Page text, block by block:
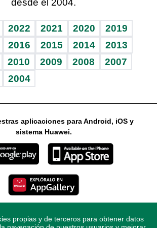
desde el 2004.
2022 2021 2020
2019
2016 2015 2014
2013
2010 2009 2008
2007
2004
aplicaciones para Android, iOS y
sistema Huawei.
Libre, todos los derechos reservados.
propias y de terceros para obtener datos